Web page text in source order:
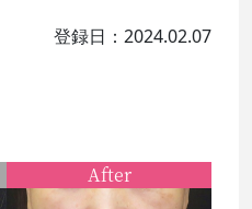
登録日：2024.02.07
After